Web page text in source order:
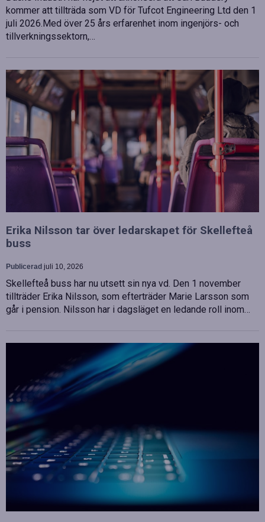
kommer att tillträda som VD för Tufcot Engineering Ltd den 1
juli 2026.Med över 25 års erfarenhet inom ingenjörs- och
tillverkningssektorn,…
Erika Nilsson tar över ledarskapet för Skellefteå
buss
Publicerad juli 10, 2026
Skellefteå buss har nu utsett sin nya vd. Den 1 november
tillträder Erika Nilsson, som efterträder Marie Larsson som
går i pension. Nilsson har i dagsläget en ledande roll inom…